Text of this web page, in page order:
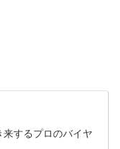
来するプロのバイヤ